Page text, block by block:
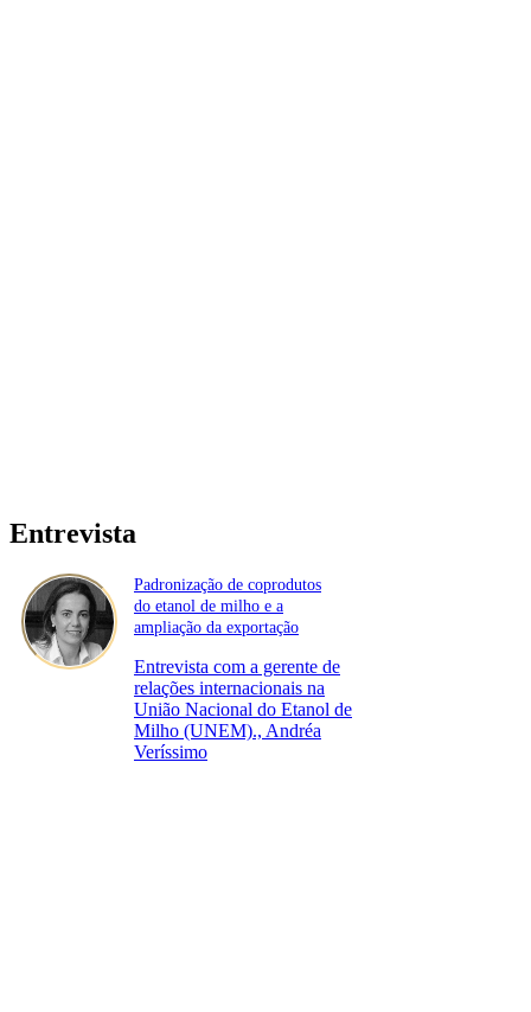
Entrevista
Padronização de coprodutos
do etanol de milho e a
ampliação da exportação
Entrevista com a gerente de
relações internacionais na
União Nacional do Etanol de
Milho (UNEM)., Andréa
Veríssimo